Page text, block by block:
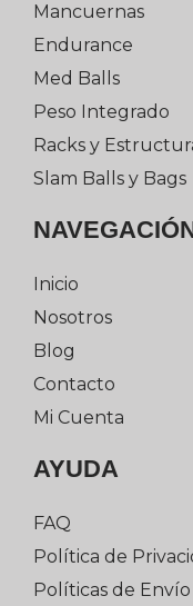
Mancuernas
Endurance
Med Balls
Peso Integrado
Racks y
Slam Balls y Bags
Inicio
Nosotros
Blog
Contacto
Mi Cuenta
AYUDA
FAQ
Política de
Políticas de Envío